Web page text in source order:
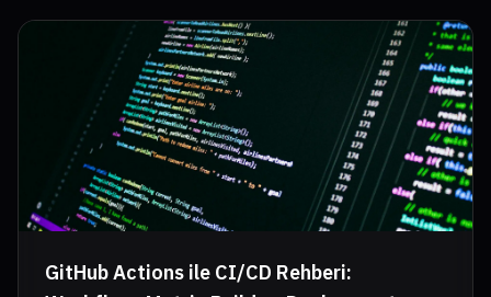
GitHub Actions ile CI/CD Rehberi: